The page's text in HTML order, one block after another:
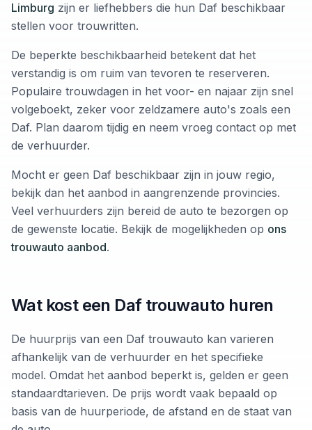
Limburg zijn er liefhebbers die hun Daf beschikbaar
stellen voor trouwritten.
De beperkte beschikbaarheid betekent dat het
verstandig is om ruim van tevoren te reserveren.
Populaire trouwdagen in het voor- en najaar zijn snel
volgeboekt, zeker voor zeldzamere auto's zoals een
Daf. Plan daarom tijdig en neem vroeg contact op met
de verhuurder.
Mocht er geen Daf beschikbaar zijn in jouw regio,
bekijk dan het aanbod in aangrenzende provincies.
Veel verhuurders zijn bereid de auto te bezorgen op
de gewenste locatie. Bekijk de mogelijkheden op ons
trouwauto aanbod.
Wat kost een Daf trouwauto huren
De huurprijs van een Daf trouwauto kan varieren
afhankelijk van de verhuurder en het specifieke
model. Omdat het aanbod beperkt is, gelden er geen
standaardtarieven. De prijs wordt vaak bepaald op
basis van de huurperiode, de afstand en de staat van